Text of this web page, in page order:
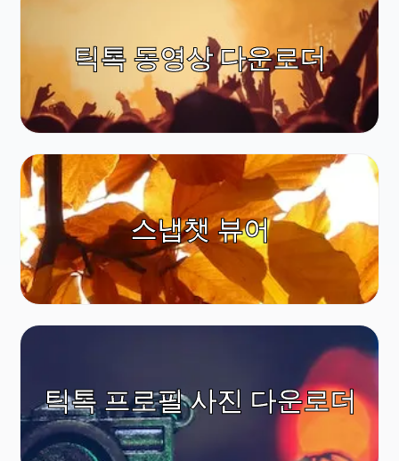
틱톡 동영상 다운로더
스냅챗 뷰어
틱톡 프로필 사진 다운로더